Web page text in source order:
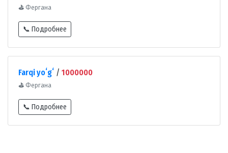
⛳ Фергана
📞 Подробнее
Farqi yoʻgʻ / 1000000
⛳ Фергана
📞 Подробнее